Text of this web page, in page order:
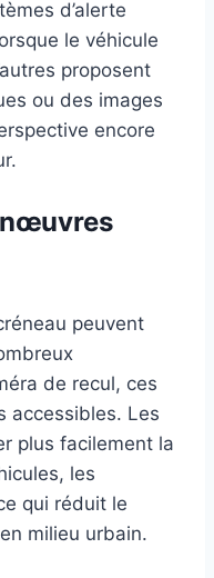
d’alerte
le véhicule
proposent
ou des images
encore
peuvent
de recul, ces
accessibles. Les
plus facilement la
les
qui réduit le
milieu urbain.